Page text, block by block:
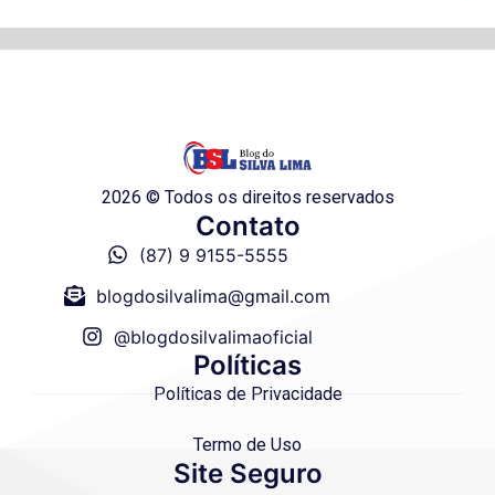
2026 © Todos os direitos reservados
Contato
(87) 9 9155-5555
blogdosilvalima@gmail.com
@blogdosilvalimaoficial
Políticas
Políticas de Privacidade
Termo de Uso
Site Seguro